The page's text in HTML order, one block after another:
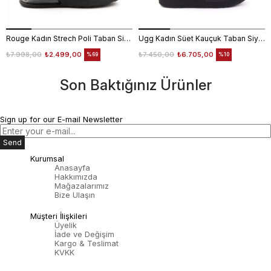
Rouge Kadın Strech Poli Taban Siyah Günlük Bot
₺2.499,00
₺7.998,00 %69
Ugg Kadın Süet Kauçuk Taban Siyah Günlük Bot
₺6.705,00
₺7.450,00 %10
Son Baktığınız Ürünler
Sign up for our E-mail Newsletter
Send
Kurumsal
Anasayfa
Hakkımızda
Mağazalarımız
Bize Ulaşın
Müşteri İlişkileri
Üyelik
İade ve Değişim
Kargo & Teslimat
KVKK